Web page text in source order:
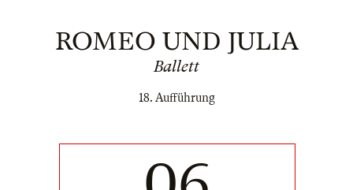
ROMEO UND JULIA
Ballett
18. Aufführung